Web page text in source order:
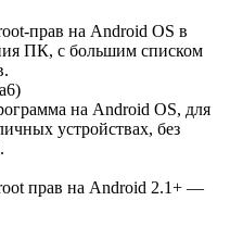
прав на Android OS в
ПК, с большим списком
на Android OS, для
устройствах, без
прав на Android 2.1+ —